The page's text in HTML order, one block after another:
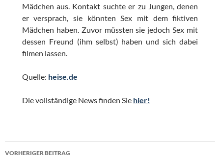
Mädchen aus. Kontakt suchte er zu Jungen, denen
er versprach, sie könnten Sex mit dem fiktiven
Mädchen haben. Zuvor müssten sie jedoch Sex mit
dessen Freund (ihm selbst) haben und sich dabei
filmen lassen.
Quelle: heise.de
Die vollständige News finden Sie hier!
Beitragsnavigation
VORHERIGER BEITRAG